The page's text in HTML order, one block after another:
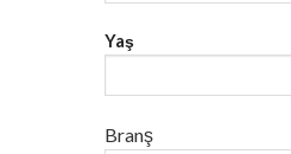
Yaş
Branş